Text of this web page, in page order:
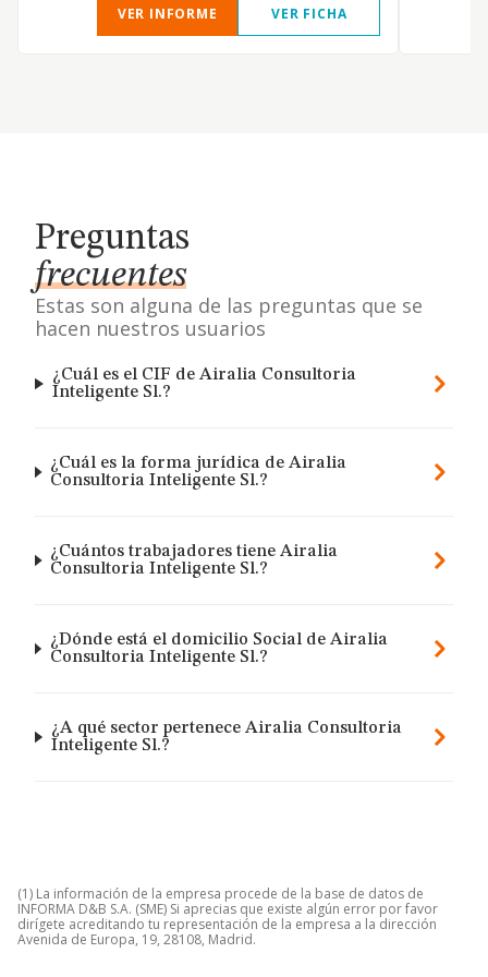
VER INFORME VER FICHA
Preguntas
frecuentes
Estas son alguna de las preguntas que se
hacen nuestros usuarios
¿Cuál es el CIF de Airalia Consultoria
Inteligente Sl.?
¿Cuál es la forma jurídica de Airalia
Consultoria Inteligente Sl.?
¿Cuántos trabajadores tiene Airalia
Consultoria Inteligente Sl.?
¿Dónde está el domicilio Social de Airalia
Consultoria Inteligente Sl.?
¿A qué sector pertenece Airalia Consultoria
Inteligente Sl.?
(1) La información de la empresa procede de la base de datos de
INFORMA D&B S.A. (SME) Si aprecias que existe algún error por favor
dirígete acreditando tu representación de la empresa a la dirección
Avenida de Europa, 19, 28108, Madrid.